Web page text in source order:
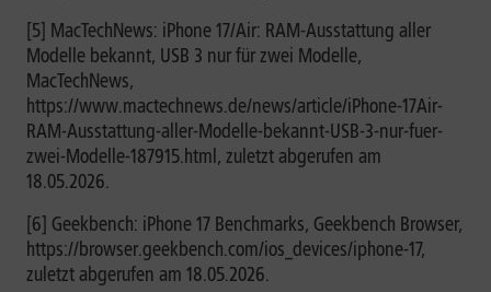
[5] MacTechNews: iPhone 17/Air: RAM-Ausstattung aller
Modelle bekannt, USB 3 nur für zwei Modelle,
MacTechNews,
https://www.mactechnews.de/news/article/iPhone-17Air-
RAM-Ausstattung-aller-Modelle-bekannt-USB-3-nur-fuer-
zwei-Modelle-187915.html, zuletzt abgerufen am
18.05.2026.
[6] Geekbench: iPhone 17 Benchmarks, Geekbench Browser,
https://browser.geekbench.com/ios_devices/iphone-17,
zuletzt abgerufen am 18.05.2026.